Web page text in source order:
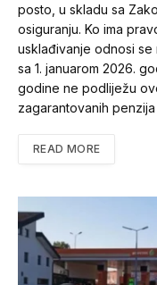
posto, u skladu sa
osiguranju. Ko ima
usklađivanje odnosi
sa 1. januarom 2026.
godine ne podliježu
zagarantovanih
READ MORE